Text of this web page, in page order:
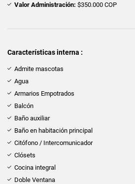
Valor Administración: $350.000 COP
Características interna :
Admite mascotas
Agua
Armarios Empotrados
Balcón
Baño auxiliar
Baño en habitación principal
Citófono / Intercomunicador
Clósets
Cocina integral
Doble Ventana